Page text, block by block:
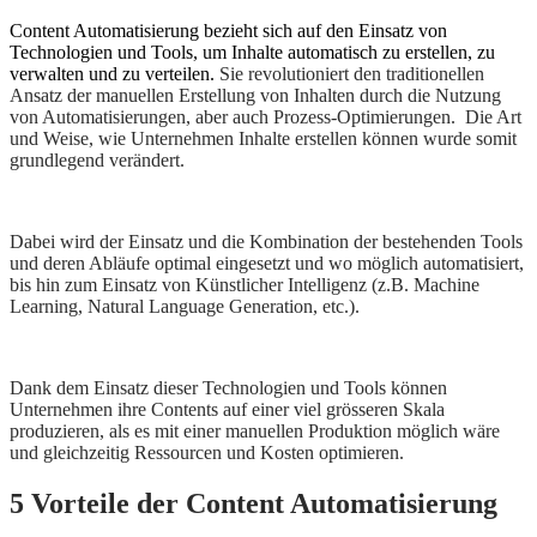
Content Automatisierung bezieht sich auf den Einsatz von
Technologien und Tools, um Inhalte automatisch zu erstellen, zu
verwalten und zu verteilen. Sie revolutioniert den traditionellen
Ansatz der manuellen Erstellung von Inhalten durch die Nutzung
von Automatisierungen, aber auch Prozess-Optimierungen. Die Art
und Weise, wie Unternehmen Inhalte erstellen können wurde somit
grundlegend verändert.
Dabei wird der Einsatz und die Kombination der bestehenden Tools
und deren Abläufe optimal eingesetzt und wo möglich automatisiert,
bis hin zum Einsatz von Künstlicher Intelligenz (z.B. Machine
Learning, Natural Language Generation, etc.).
Dank dem Einsatz dieser Technologien und Tools können
Unternehmen ihre Contents auf einer viel grösseren Skala
produzieren, als es mit einer manuellen Produktion möglich wäre
und gleichzeitig Ressourcen und Kosten optimieren.
5 Vorteile der Content Automatisierung